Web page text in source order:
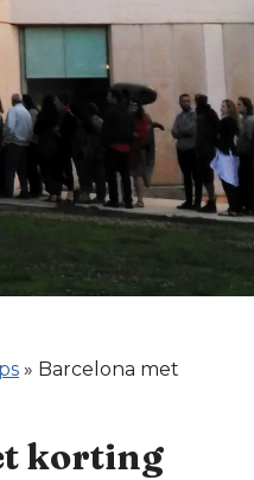
» Barcelona met
korting